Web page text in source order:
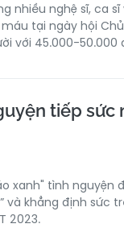
nhiều nghệ sĩ, ca
tại ngày hội
với 45.000-
tiếp
xanh" tình
và khẳng định sức
2023.